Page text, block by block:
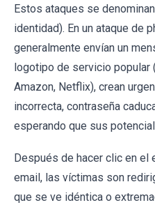
Estos ataques se
identidad). En un ataque de
generalmente envían un
logotipo de servicio
Amazon, Netflix), crean
incorrecta, contraseña
esperando que sus
Después de hacer clic en el
email, las víctimas son
que se ve idéntica o